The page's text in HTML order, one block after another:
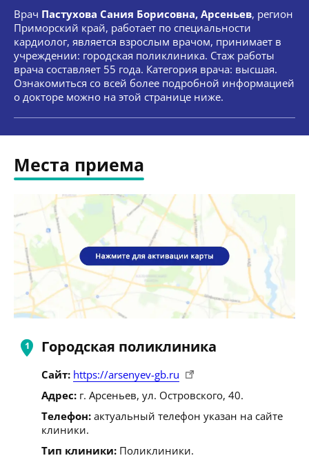
Врач Пастухова Сания Борисовна, Арсеньев, регион
Приморский край, работает по специальности
кардиолог, является взрослым врачом, принимает в
учреждении: городская поликлиника. Стаж работы
врача составляет 55 года. Категория врача: высшая.
Ознакомиться со всей более подробной информацией
о докторе можно на этой странице ниже.
Места приема
Городская поликлиника
Сайт: https://arsenyev-gb.ru
Адрес: г. Арсеньев, ул. Островского, 40.
Телефон: актуальный телефон указан на сайте
клиники.
Тип клиники: Поликлиники.